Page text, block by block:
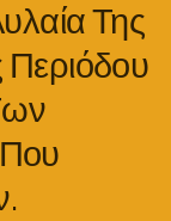
Της
Περιόδου